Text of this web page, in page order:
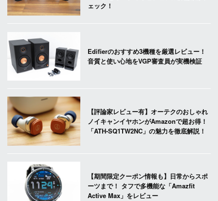
ェック！
Edifierのおすすめ3機種を厳選レビュー！
音質と使い心地をVGP審査員が実機検証
【評論家レビュー有】オーテクのおしゃれ
ノイキャンイヤホンがAmazonで超お得！
「ATH-SQ1TW2NC」の魅力を徹底解説！
【期間限定クーポン情報も】日常からスポ
ーツまで！ タフで多機能な「Amazfit
Active Max」をレビュー